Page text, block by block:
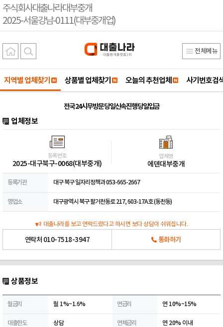
주식회사대출나라대부중개
2025-서울강남-0111(대부중개업)
전체메뉴
지역별 업체찾기 상품별 업체찾기 오늘의 추천업체 사기번호검
전국 24시 무방문 당일신속진행 당일입금
업체정보
등록번호
2025-대구북구-0068(대부중개)
업체명
에덴대부중개
등록기관 대구 북구 일자리정책과 053-665-2667
영업소 대구광역시 북구 팔거천동로 217, 603-17A호 (동천동)
대출나라를 보고 연락드렸다고 하시면 보다 상담이 쉬워집니다.
연락처 010-7518-3947 통화하기
상품정보
월금리 월 1%~1.6% 연금리 연 10%~15%
대출한도 상담 연체금리 연 20% 이내